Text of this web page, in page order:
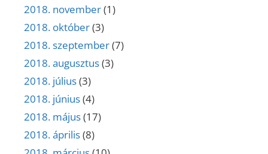
2018. november(1)
2018. október(3)
2018. szeptember(7)
2018. augusztus(3)
2018. július(3)
2018. június(4)
2018. május(17)
2018. április(8)